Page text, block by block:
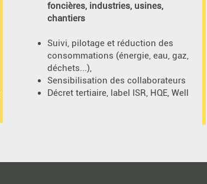
foncières, industries, usines,
chantiers
Suivi, pilotage et réduction des
consommations (énergie, eau, gaz,
déchets...),
Sensibilisation des collaborateurs
Décret tertiaire, label ISR, HQE, Well